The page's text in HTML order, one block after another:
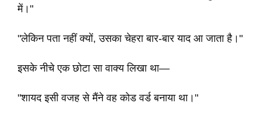
में।"
"लेकिन पता नहीं क्यों, उसका चेहरा बार-बार याद आ जाता है।"
इसके नीचे एक छोटा सा वाक्य लिखा था—
"शायद इसी वजह से मैंने वह कोड वर्ड बनाया था।"